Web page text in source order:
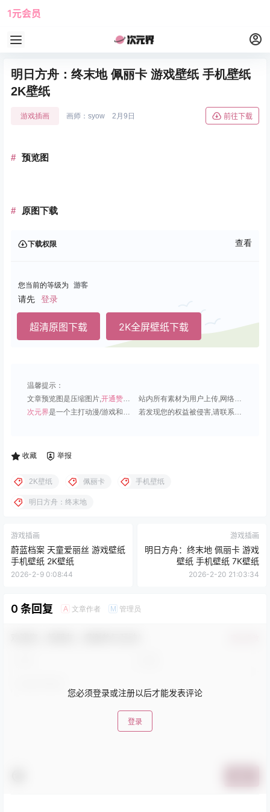
1元会员
明日方舟：终末地 佩丽卡 游戏壁纸 手机壁纸
2K壁纸
游戏插画 画师：syow 2月9日 前往下载
预览图
原图下载
下载权限 查看
您当前的等级为 游客
请先 登录
超清原图下载 2K全屏壁纸下载
温馨提示：
文章预览图是压缩图片,开通赞助会员 可免费下载超清原图;
站内所有素材为用户上传,网络分享或原创,请勿用于商业用途;
次元界是一个主打动漫/游戏和虚拟偶像角色的插画壁纸平台; 若发现您的权益被侵害,请联系QQ1815919191,我们尽快处理.
收藏 举报
2K壁纸 佩丽卡 手机壁纸
明日方舟：终末地
游戏插画
蔚蓝档案 天童爱丽丝 游戏壁纸
手机壁纸 2K壁纸
2026-2-9 0:08:44
游戏插画
明日方舟：终末地 佩丽卡 游戏
壁纸 手机壁纸 7K壁纸
2026-2-20 21:03:34
0 条回复 A 文章作者 M 管理员
您必须登录或注册以后才能发表评论
登录